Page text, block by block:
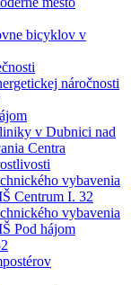
bicyklov v
náročnosti
v Dubnici nad
Centra
vybavenia
Centrum I. 32
vybavenia
Pod hájom